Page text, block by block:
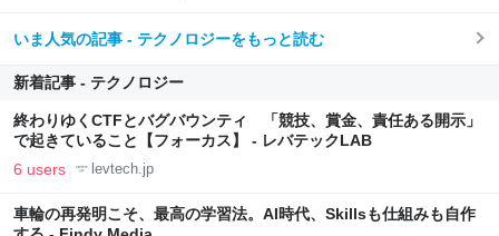
いま人気の記事 - テクノロジーをもっと読む
新着記事 - テクノロジー
終わりゆくCTFとバグバウンティ 「競技、賞金、責任ある開示」
で起きていること【フォーカス】 - レバテックLAB
6 users levtech.jp
車輪の再発明こそ、最高の学習法。AI時代、Skillsも仕組みも自作